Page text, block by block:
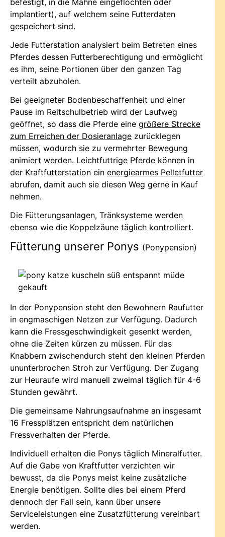
befestigt, in die Mähne eingeflochten oder
implantiert), auf welchem seine Futterdaten
gespeichert sind.
Jede Futterstation analysiert beim Betreten eines
Pferdes dessen Futterberechtigung und ermöglicht
es ihm, seine Portionen über den ganzen Tag
verteilt abzuholen.
Bei geeigneter Bodenbeschaffenheit und einer
Pause im Reitschulbetrieb wird der Laufweg
geöffnet, so dass die Pferde eine größere Strecke
zum Erreichen der Dosieranlage zurücklegen
müssen, wodurch sie zu vermehrter Bewegung
animiert werden. Leichtfuttrige Pferde können in
der Kraftfutterstation ein energiearmes Pelletfutter
abrufen, damit auch sie diesen Weg gerne in Kauf
nehmen.
Die Fütterungsanlagen, Tränksysteme werden
ebenso wie die Koppelzäune täglich kontrolliert.
Fütterung unserer Ponys (Ponypension)
In der Ponypension steht den Bewohnern Raufutter
in engmaschigen Netzen zur Verfügung. Dadurch
kann die Fressgeschwindigkeit gesenkt werden,
ohne die Zeiten kürzen zu müssen. Für das
Knabbern zwischendurch steht den kleinen Pferden
ununterbrochen Stroh zur Verfügung. Der Zugang
zur Heuraufe wird manuell zweimal täglich für 4-6
Stunden gewährt.
Die gemeinsame Nahrungsaufnahme an insgesamt
16 Fressplätzen entspricht dem natürlichen
Fressverhalten der Pferde.
Individuell erhalten die Ponys täglich Mineralfutter.
Auf die Gabe von Kraftfutter verzichten wir
bewusst, da die Ponys meist keine zusätzliche
Energie benötigen. Sollte dies bei einem Pferd
dennoch der Fall sein, kann über unsere
Serviceleistungen eine Zusatzfütterung vereinbart
werden.